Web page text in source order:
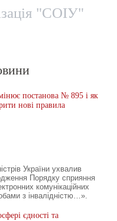
"СОІУ"
постанова № 895 і як
нові правила
України ухвалив
Порядку сприяння
комунікаційних
з інвалідністю…».
єдності та